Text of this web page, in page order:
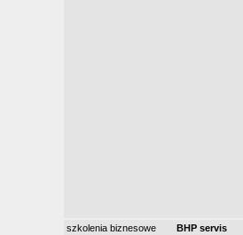
szkolenia biznesowe BHP servis